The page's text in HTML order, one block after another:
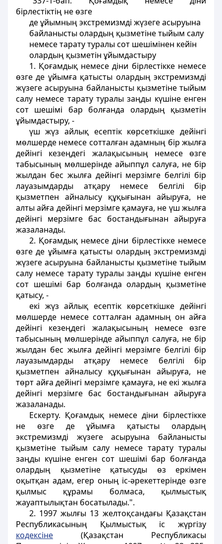
бiрлестiктiң не өзге
де ұйымның экстремизмдi жүзеге асыруына
байланысты олардың қызметiне тыйым салу
немесе тарату туралы сот шешiмiнен кейiн
олардың қызметiн ұйымдастыру
1. Қоғамдық немесе дiни бiрлестiкке немесе
өзге де ұйымға қатысты олардың экстремизмдi
жүзеге асыруына байланысты қызметiне тыйым
салу немесе тарату туралы заңды күшiне енген
сот шешiмi бар болғанда олардың қызметiн
ұйымдастыру, -
үш жүз айлық есептiк көрсеткiшке дейiнгi
мөлшерде немесе сотталған адамның бiр жылға
дейiнгi кезеңдегi жалақысының немесе өзге
табысының мөлшерiнде айыппұл салуға, не бiр
жылдан бес жылға дейiнгi мерзiмге белгiлi бiр
лауазымдарды атқару немесе белгілi бiр
қызметпен айналысу құқығынан айыруға, не
алты айға дейiнгі мерзiмге қамауға, не үш жылға
дейiнгi мерзiмге бас бостандығынан айыруға
жазаланады.
2. Қоғамдық немесе дiни бiрлестiкке немесе
өзге де ұйымға қатысты олардың экстремизмдi
жүзеге асыруына байланысты қызметiне тыйым
салу немесе тарату туралы заңды күшiне енген
сот шешiмi бар болғанда олардың қызметiне
қатысу, -
екi жүз айлық есептiк көрсеткішке дейiнгi
мөлшерде немесе сотталған адамның он айға
дейiнгi кезеңдегi жалақысының немесе өзге
табысының мөлшерiнде айыппұл салуға, не бiр
жылдан бес жылға дейiнгi мерзiмге белгiлi бiр
лауазымдарды атқару немесе белгiлi бiр
қызметпен айналысу құқығынан айыруға, не
төрт айға дейiнгi мерзiмге қамауға, не екi жылға
дейiнгi мерзiмге бас бостандығынан айыруға
жазаланады.
Ескерту. Қоғамдық немесе дiни бiрлестiкке
не өзге де ұйымға қатысты олардың
экстремизмдi жүзеге асыруына байланысты
қызметiне тыйым салу немесе тарату туралы
заңды күшіне енген сот шешiмi бар болғанда
олардың қызметіне қатысуды өз еркiмен
оқытқан адам, егер оның iс-әрекеттерiнде өзге
қылмыс құрамы болмаса, қылмыстық
жауаптылықтан босатылады.".
2. 1997 жылғы 13 желтоқсандағы Қазақстан
Республикасының Қылмыстық іс жүргiзу
кодексiне (Қазақстан Республикасы